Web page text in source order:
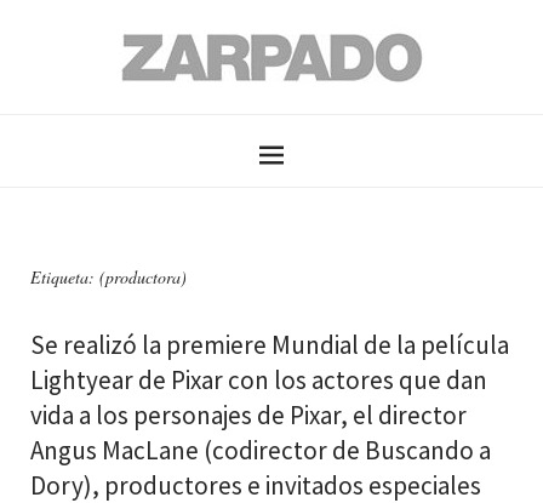
Etiqueta: (productora)
Se realizó la premiere Mundial de la película
Lightyear de Pixar con los actores que dan
vida a los personajes de Pixar, el director
Angus MacLane (codirector de Buscando a
Dory), productores e invitados especiales